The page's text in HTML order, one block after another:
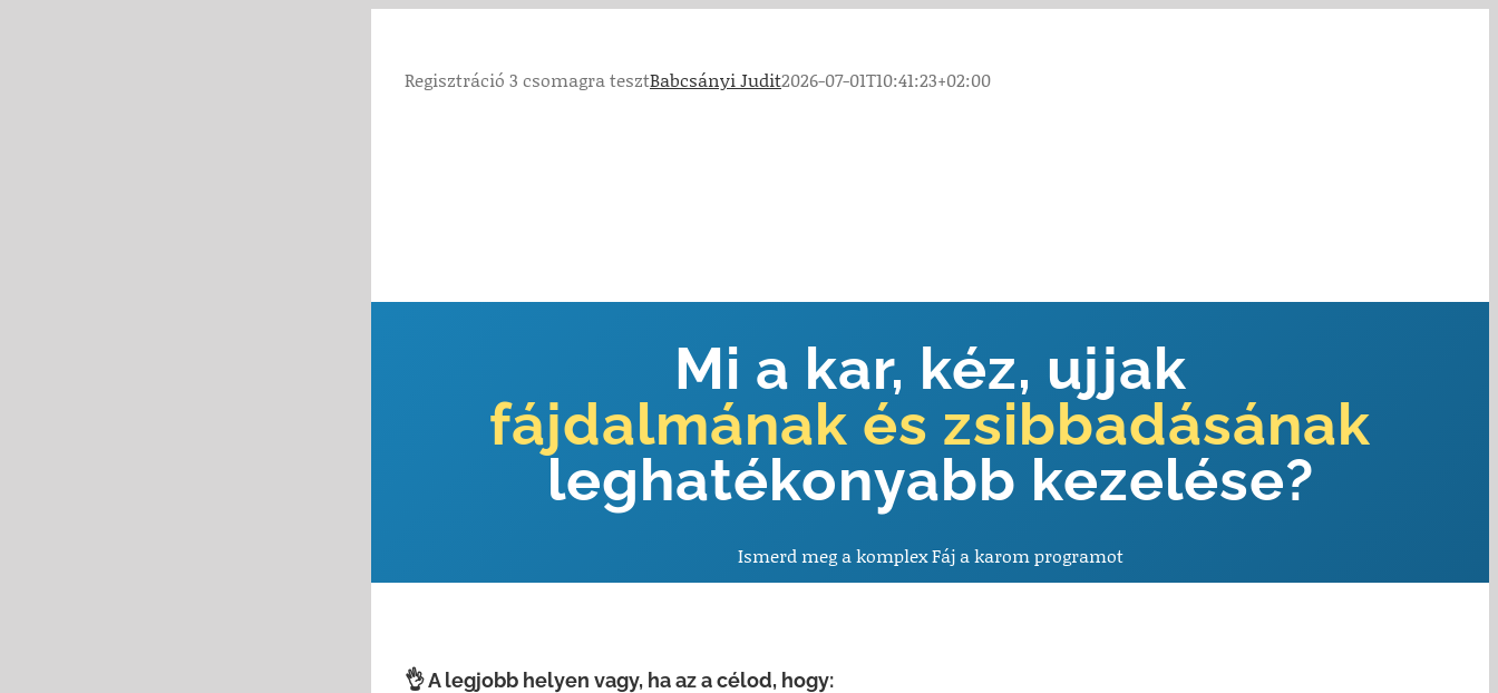
Regisztráció 3 csomagra tesztBabcsányi Judit2026-07-01T10:41:23+02:00
Mi a kar, kéz, ujjak
fájdalmának és zsibbadásának
leghatékonyabb kezelése?
Ismerd meg a komplex Fáj a karom programot
👌 A legjobb helyen vagy, ha az a célod, hogy: